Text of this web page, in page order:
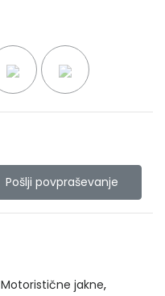
Pošlji povpraševanje
Motoristične jakne,